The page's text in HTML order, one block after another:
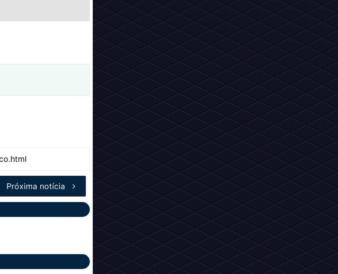
Próxima notícia